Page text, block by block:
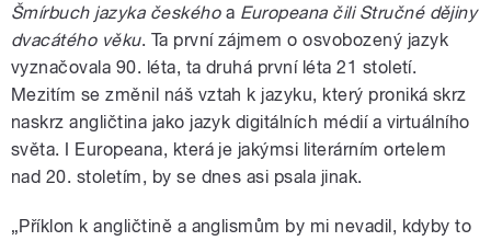
Šmírbuch jazyka českéhoa Europeana čili Stručné dějiny
dvacátého věku. Ta první zájmem o osvobozený jazyk
vyznačovala 90. léta, ta druhá první léta 21 století.
Mezitím se změnil náš vztah k jazyku, který proniká skrz
naskrz angličtina jako jazyk digitálních médií a virtuálního
světa. I Europeana, která je jakýmsi literárním ortelem
nad 20. stoletím, by se dnes asi psala jinak.
„Příklon k angličtině a anglismům by mi nevadil, kdyby to